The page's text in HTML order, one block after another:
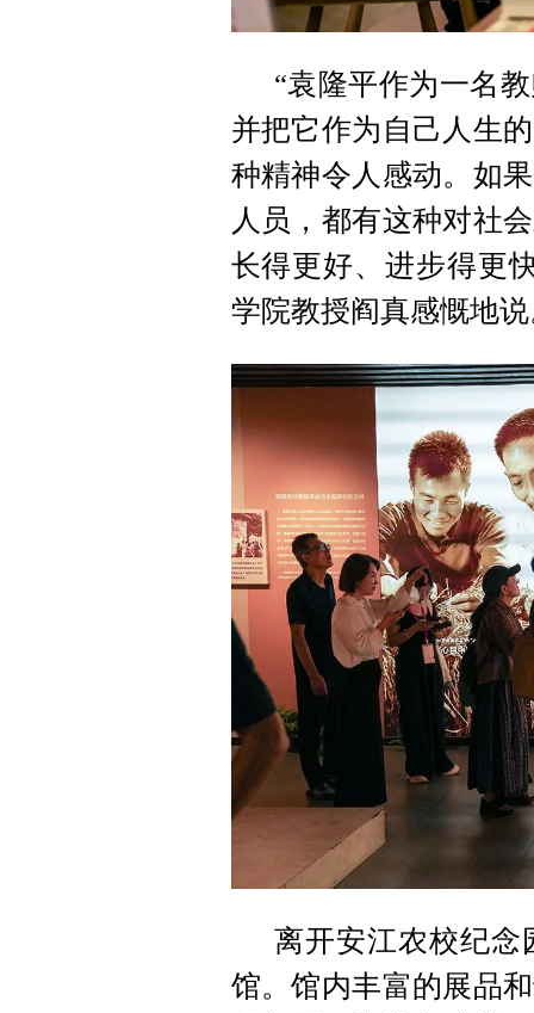
“袁隆平作为一名
并把它作为自己人生
种精神令人感动。如
人员，都有这种对社
长得更好、进步得更
学院教授阎真感慨地
离开安江农校纪念
馆。馆内丰富的展品